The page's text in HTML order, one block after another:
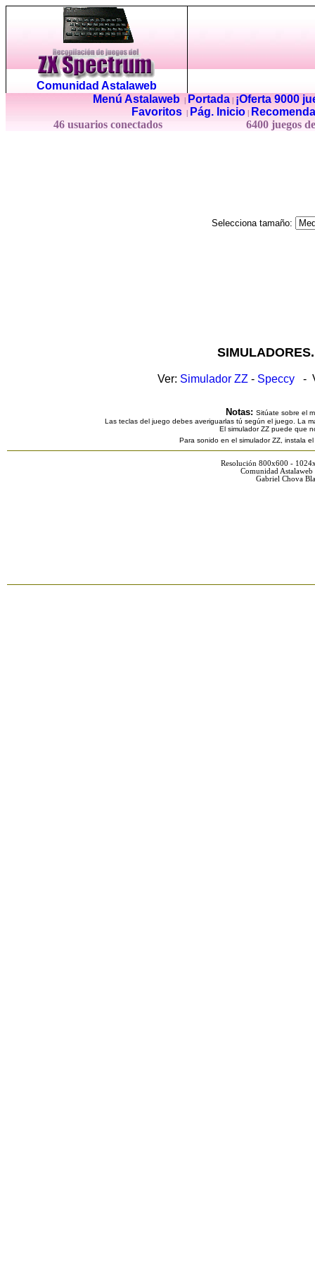
Comunidad Astalaweb
Menú Astalaweb| Portada|
¡Oferta 9000
Favoritos
Pág. Inicio
46 usuarios conectados
6400 juegos
Selecciona tamaño:
Ver: Simulador ZZ - Speccy -
Notas: Sitúate sobre el
Las teclas del juego debes averiguarlas tú según el juego. La
El simulador ZZ puede que
Para sonido en el simulador ZZ, instala
Resolución 800x600 -
Comunidad
Gabriel Chova